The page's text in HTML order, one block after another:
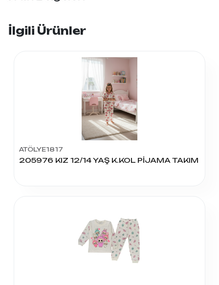
İlgili Ürünler
ATÖLYE1817
205976 KIZ 12/14 YAŞ K.KOL PİJAMA TAKIM